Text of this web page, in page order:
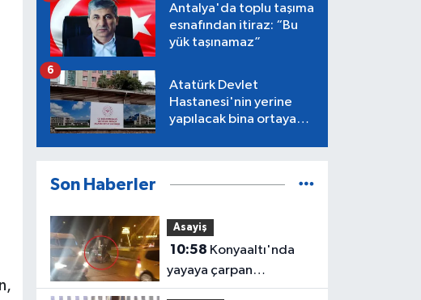
Antalya'da toplu taşıma
esnafından itiraz: “Bu
yük taşınamaz”
Atatürk Devlet
Hastanesi'nin yerine
yapılacak bina ortaya
6
Son Haberler
Asayiş
10:58
yayaya çarpan
motosiklet sürücüsü